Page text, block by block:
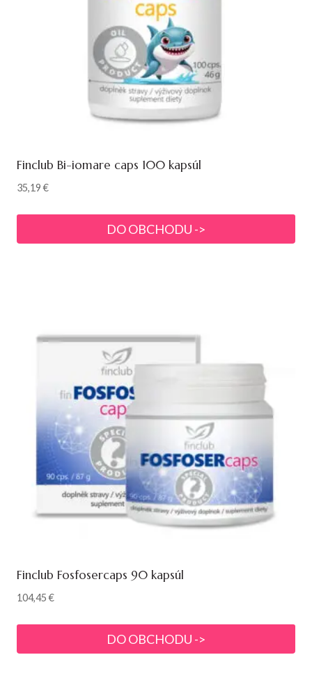
Finclub Bi-iomare caps 100 kapsúl
35,19€
DO OBCHODU ->
Finclub Fosfosercaps 90 kapsúl
104,45€
DO OBCHODU ->